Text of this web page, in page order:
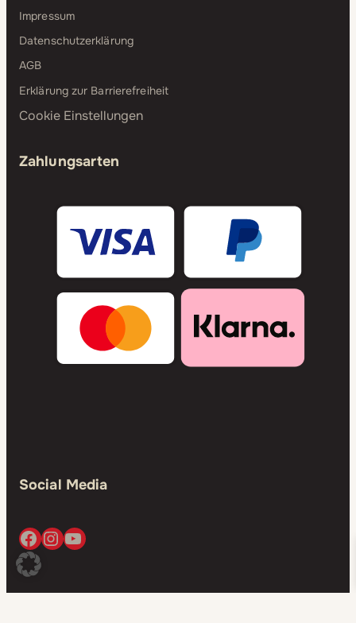
Impressum
Datenschutzerklärung
AGB
Erklärung zur Barrierefreiheit
Cookie Einstellungen
Zahlungsarten
Social Media
Facebook
Instagram
YouTube